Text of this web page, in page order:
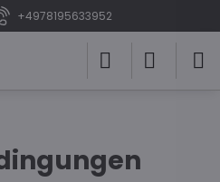
+4978195633952